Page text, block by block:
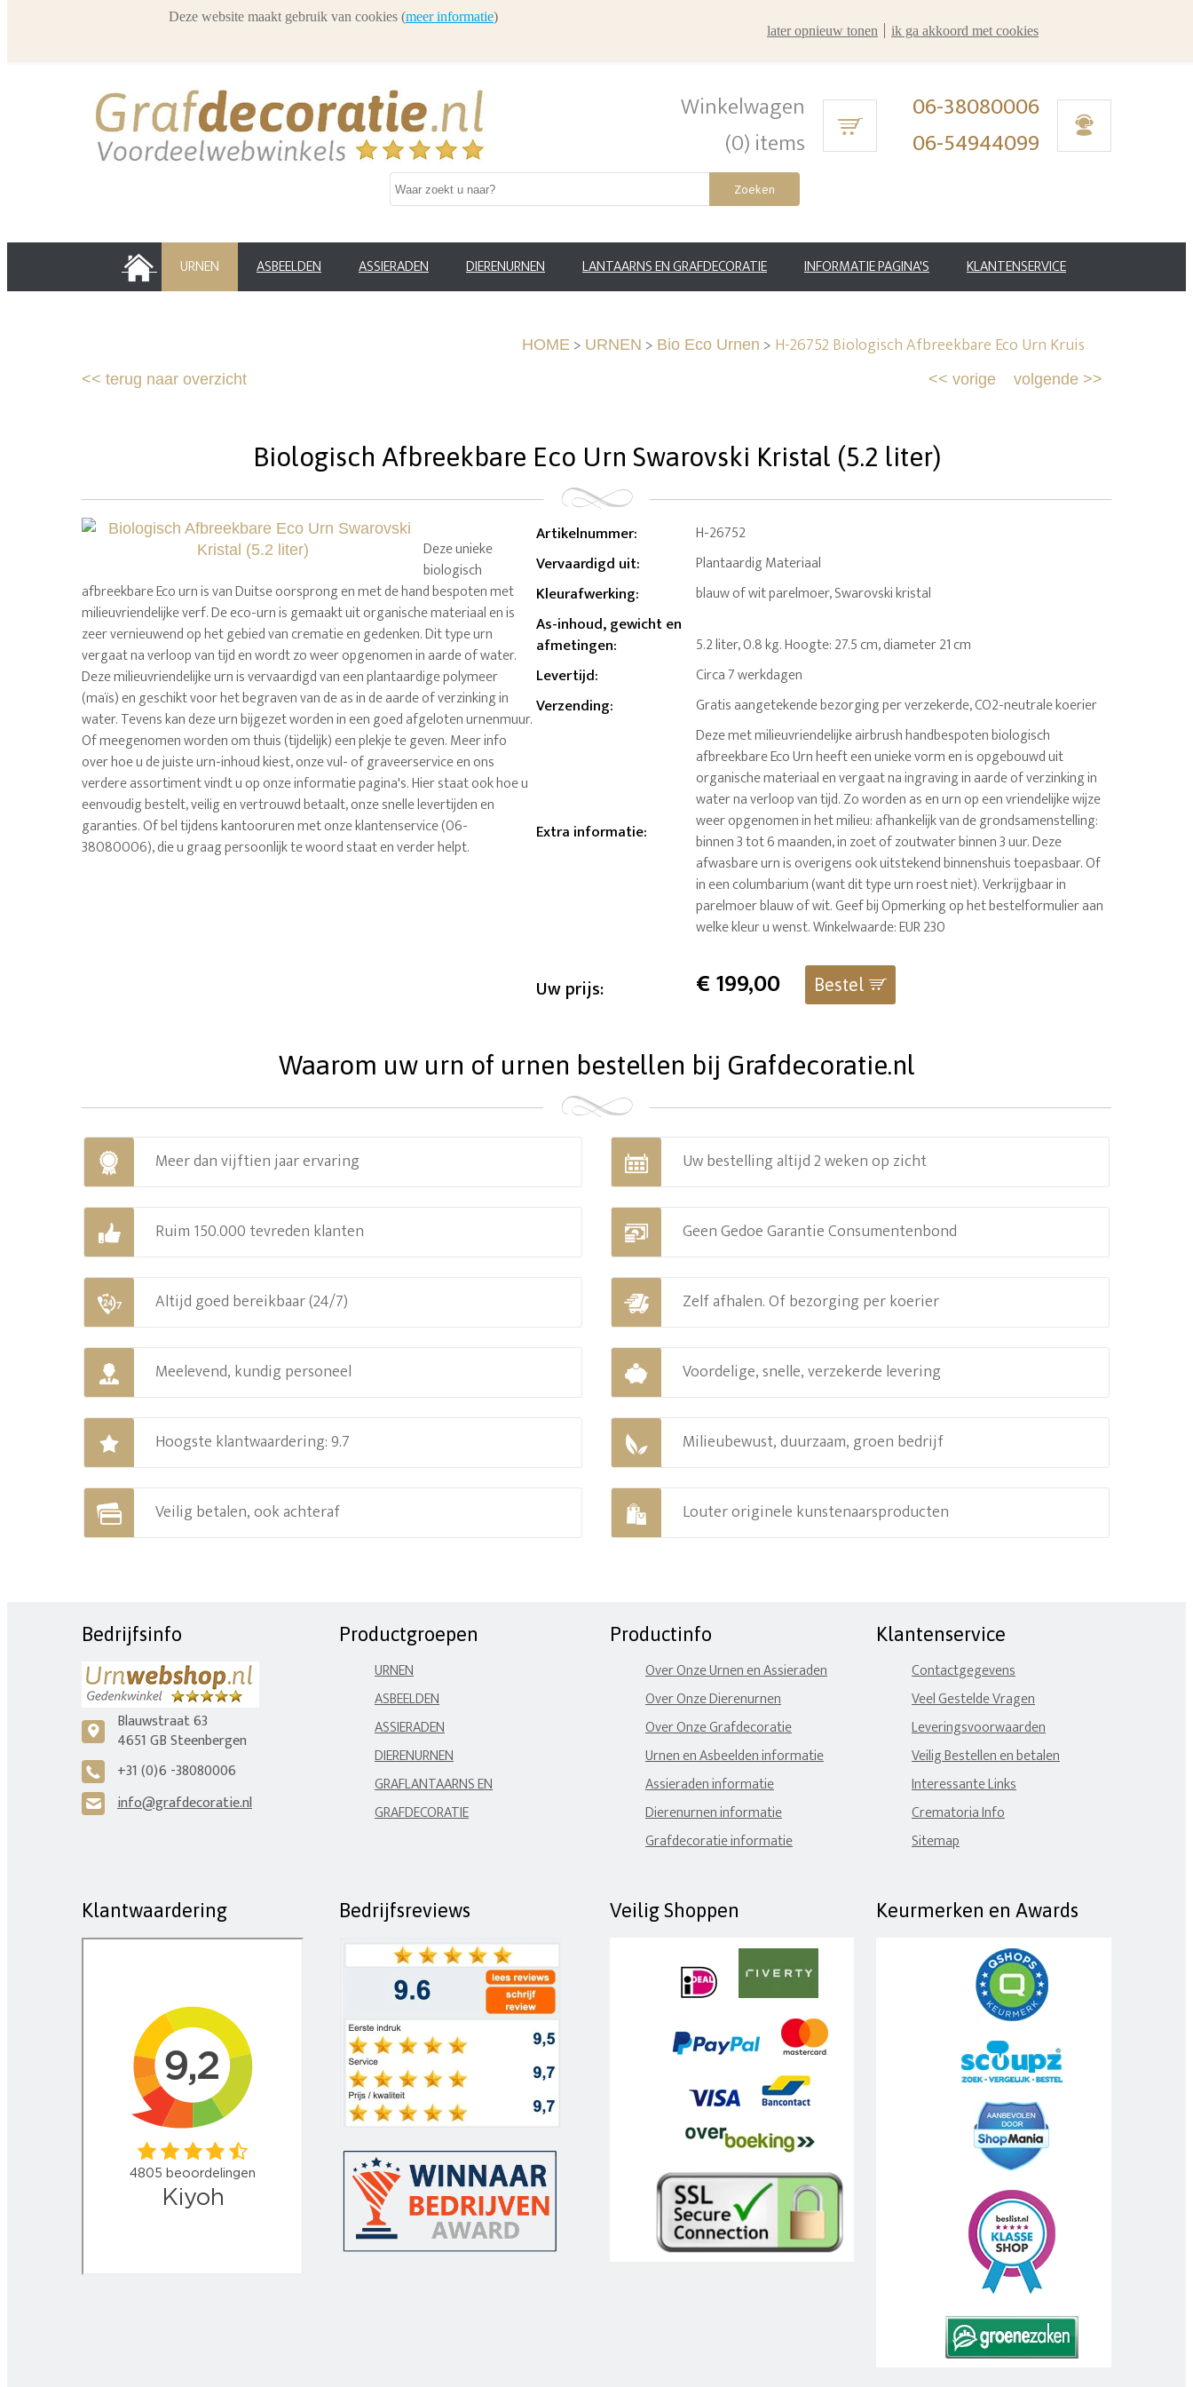
Winkelwagen
(0) items
06-38080006
06-54944099
Zoeken
HOME URNEN ASBEELDEN ASSIERADEN DIERENURNEN LANTAARNS EN GRAFDECORATIE INFORMATIE PAGINA'S KLANTENSERVICE
HOME > URNEN > Bio Eco Urnen > H-26752 Biologisch Afbreekbare Eco Urn Kruis
<< terug naar overzicht volgende >>
<< vorige
Biologisch Afbreekbare Eco Urn Swarovski Kristal (5.2 liter)
Artikelnummer: H-26752
Vervaardigd uit: Plantaardig Materiaal
Kleurafwerking: blauw of wit parelmoer, Swarovski kristal
As-inhoud, gewicht en
afmetingen: 5.2 liter, 0.8 kg. Hoogte: 27.5 cm, diameter 21 cm
Levertijd: Circa 7 werkdagen
Verzending: Gratis aangetekende bezorging per verzekerde, CO2-neutrale koerier
Extra informatie:
Deze met milieuvriendelijke airbrush handbespoten biologisch
afbreekbare Eco Urn heeft een unieke vorm en is opgebouwd uit
organische materiaal en vergaat na ingraving in aarde of verzinking in
water na verloop van tijd. Zo worden as en urn op een vriendelijke wijze
weer opgenomen in het milieu: afhankelijk van de grondsamenstelling:
binnen 3 tot 6 maanden, in zoet of zoutwater binnen 3 uur. Deze
afwasbare urn is overigens ook uitstekend binnenshuis toepasbaar. Of
in een columbarium (want dit type urn roest niet). Verkrijgbaar in
parelmoer blauw of wit. Geef bij Opmerking op het bestelformulier aan
welke kleur u wenst. Winkelwaarde: EUR 230
Uw prijs: €199,00 Bestel
Deze unieke
biologisch
afbreekbare Eco urn is van Duitse oorsprong en met de hand bespoten met
milieuvriendelijke verf. De eco-urn is gemaakt uit organische materiaal en is
zeer vernieuwend op het gebied van crematie en gedenken. Dit type urn
vergaat na verloop van tijd en wordt zo weer opgenomen in aarde of water.
Deze milieuvriendelijke urn is vervaardigd van een plantaardige polymeer
(maïs) en geschikt voor het begraven van de as in de aarde of verzinking in
water. Tevens kan deze urn bijgezet worden in een goed afgeloten urnenmuur.
Of meegenomen worden om thuis (tijdelijk) een plekje te geven. Meer info
over hoe u de juiste urn-inhoud kiest, onze vul- of graveerservice en ons
verdere assortiment vindt u op onze informatie pagina's. Hier staat ook hoe u
eenvoudig bestelt, veilig en vertrouwd betaalt, onze snelle levertijden en
garanties. Of bel tijdens kantooruren met onze klantenservice (06-
38080006), die u graag persoonlijk te woord staat en verder helpt.
Waarom uw urn of urnen bestellen bij Grafdecoratie.nl
Meer dan vijftien jaar ervaring Uw bestelling altijd 2 weken op zicht
Ruim 150.000 tevreden klanten Geen Gedoe Garantie Consumentenbond
Altijd goed bereikbaar (24/7) Zelf afhalen. Of bezorging per koerier
Meelevend, kundig personeel Voordelige, snelle, verzekerde levering
Hoogste klantwaardering: 9.7 Milieubewust, duurzaam, groen bedrijf
Veilig betalen, ook achteraf Louter originele kunstenaarsproducten
Bedrijfsinfo
c
Blauwstraat 63
4651 GB Steenbergen
A +31 (0)6 -38080006
H info@grafdecoratie.nl
Productgroepen
URNEN
ASBEELDEN
ASSIERADEN
DIERENURNEN
GRAFLANTAARNS EN
GRAFDECORATIE
Productinfo
Over Onze Urnen en Assieraden
Over Onze Dierenurnen
Over Onze Grafdecoratie
Urnen en Asbeelden informatie
Assieraden informatie
Dierenurnen informatie
Grafdecoratie informatie
Klantenservice
Contactgegevens
Veel Gestelde Vragen
Leveringsvoorwaarden
Veilig Bestellen en betalen
Interessante Links
Crematoria Info
Sitemap
Klantwaardering Bedrijfsreviews Veilig Shoppen Keurmerken en Awards
Deze website maakt gebruik van cookies (meer informatie)
later opnieuw tonen
ik ga akkoord met cookies